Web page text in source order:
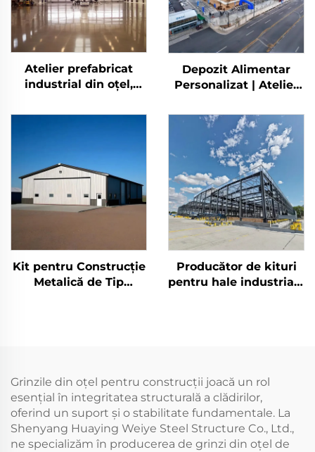
Atelier prefabricat
industrial din oțel,
construcții din oțel
Depozit Alimentar
Personalizat | Atelier
cu Structură
Prefabricată din Oțel |
Clădire Metalică
Prefabricată din Oțel
Kit pentru Construcție
Metalică de Tip
din Oțel
Producător de kituri
pentru hale industriale
Grinzile din oțel pentru construcții joacă un rol
esențial în integritatea structurală a clădirilor,
oferind un suport și o stabilitate fundamentale. La
Shenyang Huaying Weiye Steel Structure Co., Ltd.,
ne specializăm în producerea de grinzi din oțel de